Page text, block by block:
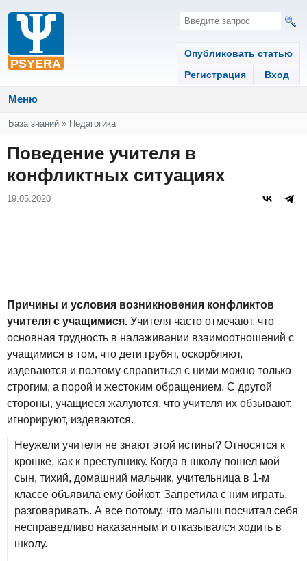
Опубликовать статью
Регистрация
Вход
Меню
Вы здесь
База знаний » Педагогика
Поведение учителя в
конфликтных ситуациях
19.05.2020
Причины и условия возникновения конфликтов
учителя с учащимися. Учителя часто отмечают, что
основная трудность в налаживании взаимоотношений с
учащимися в том, что дети грубят, оскорбляют,
издеваются и поэтому справиться с ними можно только
строгим, а порой и жестоким обращением. С другой
стороны, учащиеся жалуются, что учителя их обзывают,
игнорируют, издеваются.
Неужели учителя не знают этой истины? Относятся к
крошке, как к преступнику. Когда в школу пошел мой
сын, тихий, домашний мальчик, учительница в 1-м
классе объявила ему бойкот. Запретила с ним играть,
разговаривать. А все потому, что малыш посчитал себя
несправедливо наказанным и отказывался ходить в
школу.